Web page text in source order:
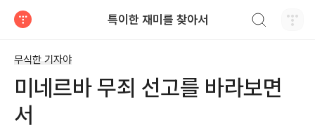
특이한 재미를 찾아서
무식한 기자야
미네르바 무죄 선고를 바라보면
서